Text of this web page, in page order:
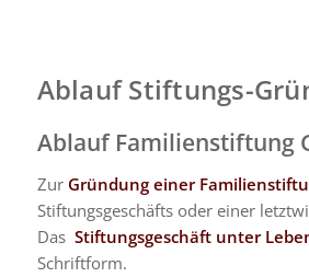
Ablauf Stiftungs-
Ablauf Familienstiftung
Zur Gründung einer
Stiftungsgeschäfts oder einer
Das Stiftungsgeschäft unter
Schriftform.